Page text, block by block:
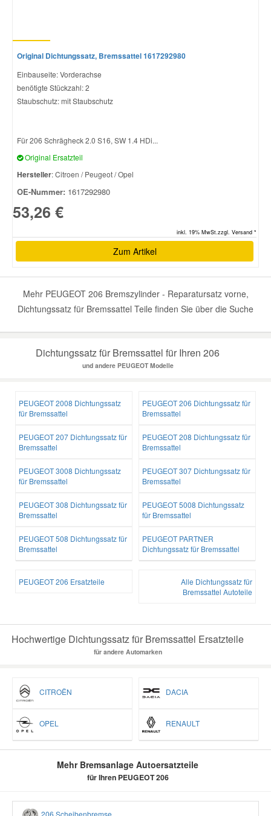
Original Dichtungssatz, Bremssattel 1617292980
Einbauseite: Vorderachse
benötigte Stückzahl: 2
Staubschutz: mit Staubschutz
Für 206 Schrägheck 2.0 S16, SW 1.4 HDi...
Original Ersatzteil
Hersteller: Citroen / Peugeot / Opel
OE-Nummer: 1617292980
53,26 €
inkl. 19% MwSt.zzgl. Versand *
Zum Artikel
Mehr PEUGEOT 206 Bremszylinder - Reparatursatz vorne,
Dichtungssatz für Bremssattel Teile finden Sie über die Suche
Dichtungssatz für Bremssattel für Ihren 206
und andere PEUGEOT Modelle
PEUGEOT 2008 Dichtungssatz
für Bremssattel
PEUGEOT 206 Dichtungssatz für
Bremssattel
PEUGEOT 207 Dichtungssatz für
Bremssattel
PEUGEOT 208 Dichtungssatz für
Bremssattel
PEUGEOT 3008 Dichtungssatz
für Bremssattel
PEUGEOT 307 Dichtungssatz für
Bremssattel
PEUGEOT 308 Dichtungssatz für
Bremssattel
PEUGEOT 5008 Dichtungssatz
für Bremssattel
PEUGEOT 508 Dichtungssatz für
Bremssattel
PEUGEOT PARTNER
Dichtungssatz für Bremssattel
PEUGEOT 206 Ersatzteile
Alle Dichtungssatz für
Bremssattel Autoteile
Hochwertige Dichtungssatz für Bremssattel Ersatzteile
für andere Automarken
CITROËN DACIA
OPEL RENAULT
Mehr Bremsanlage Autoersatzteile
für Ihren PEUGEOT 206